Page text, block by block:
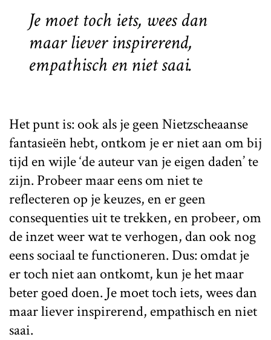
Je moet toch iets, wees dan
maar liever inspirerend,
empathisch en niet saai.
Het punt is: ook als je geen Nietzscheaanse
fantasieën hebt, ontkom je er niet aan om bij
tijd en wijle ‘de auteur van je eigen daden’ te
zijn. Probeer maar eens om niet te
reflecteren op je keuzes, en er geen
consequenties uit te trekken, en probeer, om
de inzet weer wat te verhogen, dan ook nog
eens sociaal te functioneren. Dus: omdat je
er toch niet aan ontkomt, kun je het maar
beter goed doen. Je moet toch iets, wees dan
maar liever inspirerend, empathisch en niet
saai.